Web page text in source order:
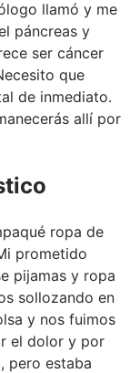
llamó y me
páncreas y
ser cáncer
que
de inmediato.
allí por
ropa de
prometido
pijamas y ropa
sollozando en
y nos fuimos
el dolor y por
pero estaba